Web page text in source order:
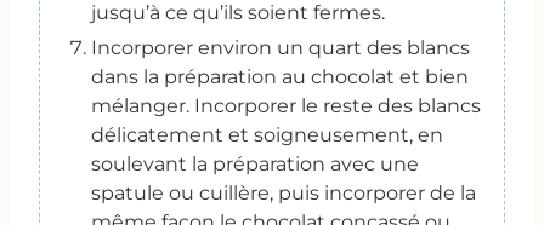
jusqu’à ce qu’ils soient fermes.
Incorporer environ un quart des blancs
dans la préparation au chocolat et bien
mélanger. Incorporer le reste des blancs
délicatement et soigneusement, en
soulevant la préparation avec une
spatule ou cuillère, puis incorporer de la